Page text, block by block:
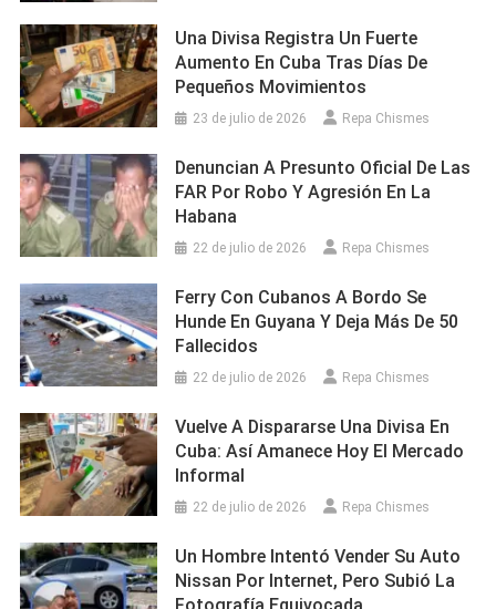
Una Divisa Registra Un Fuerte
Aumento En Cuba Tras Días De
Pequeños Movimientos
23 de julio de 2026 Repa Chismes
Denuncian A Presunto Oficial De Las
FAR Por Robo Y Agresión En La
Habana
22 de julio de 2026 Repa Chismes
Ferry Con Cubanos A Bordo Se
Hunde En Guyana Y Deja Más De 50
Fallecidos
22 de julio de 2026 Repa Chismes
Vuelve A Dispararse Una Divisa En
Cuba: Así Amanece Hoy El Mercado
Informal
22 de julio de 2026 Repa Chismes
Un Hombre Intentó Vender Su Auto
Nissan Por Internet, Pero Subió La